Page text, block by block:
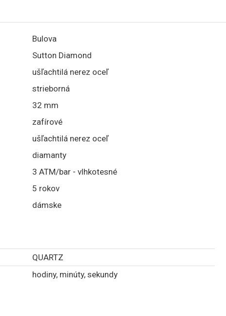
Bulova
Sutton Diamond
ušľachtilá nerez oceľ
strieborná
32 mm
zafírové
ušľachtilá nerez oceľ
diamanty
3 ATM/bar - vlhkotesné
5 rokov
dámske
QUARTZ
hodiny, minúty, sekundy